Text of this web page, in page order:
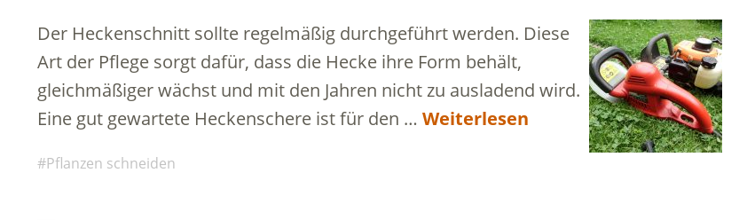
Der Heckenschnitt sollte regelmäßig durchgeführt werden. Diese
Art der Pflege sorgt dafür, dass die Hecke ihre Form behält,
gleichmäßiger wächst und mit den Jahren nicht zu ausladend wird.
Eine gut gewartete Heckenschere ist für den … Weiterlesen
Pflanzen schneiden